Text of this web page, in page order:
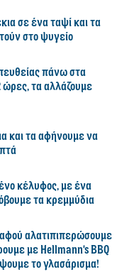
σε ένα ταψί και τα
στο ψυγείο
πάνω στα
ώρες, τα αλλάζουμε
και τα αφήνουμε να
κέλυφος, με ένα
τα κρεμμύδια
αλατιπιπερώσουμε
με Hellmann's BBQ
το γλασάρισμα!